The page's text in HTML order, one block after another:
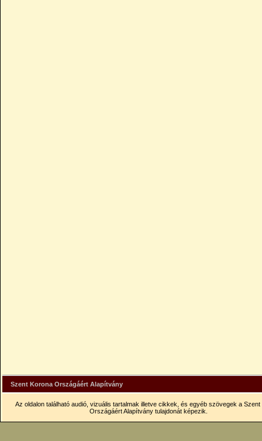
Szent Korona Országáért Alapítvány
Az oldalon található audió, vizuális tartalmak illetve cikkek, és egyéb szövegek a Szent
Országáért Alapítvány tulajdonát képezik.